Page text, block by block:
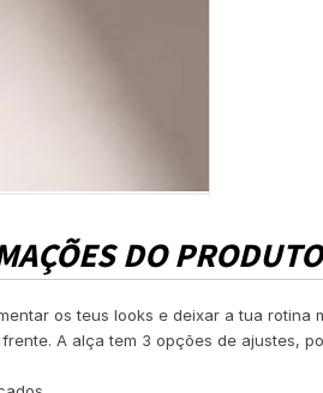
DO PRODUTO
os teus looks e deixar a tua
A alça tem 3 opções de ajustes,